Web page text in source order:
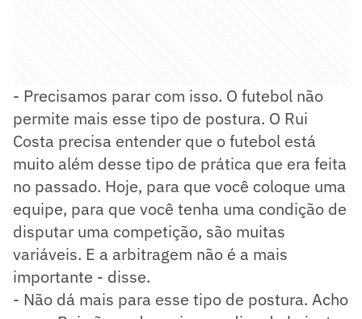
- Precisamos parar com isso. O futebol não
permite mais esse tipo de postura. O Rui
Costa precisa entender que o futebol está
muito além desse tipo de prática que era feita
no passado. Hoje, para que você coloque uma
equipe, para que você tenha uma condição de
disputar uma competição, são muitas
variáveis. E a arbitragem não é a mais
importante - disse.
- Não dá mais para esse tipo de postura. Acho